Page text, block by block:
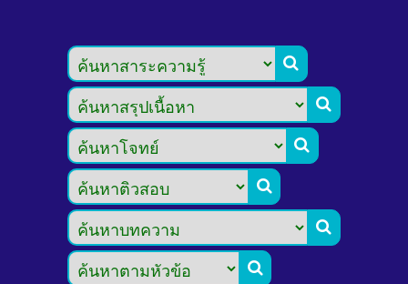





